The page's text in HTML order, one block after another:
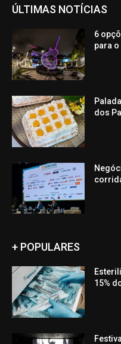
ÚLTIMAS NOTÍCIAS
6
para o
dos
+ POPULARES
15%